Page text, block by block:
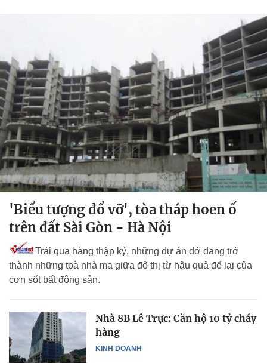
'Biểu tượng đổ vỡ', tòa tháp hoen ố
trên đất Sài Gòn - Hà Nội
Trải qua hàng thập kỷ, những dự án dở dang trở
thành những toà nhà ma giữa đô thị từ hậu quả để lại của
cơn sốt bất động sản.
KINH DOANH
Nhà 8B Lê Trực: Căn hộ 10 tỷ cháy
hàng